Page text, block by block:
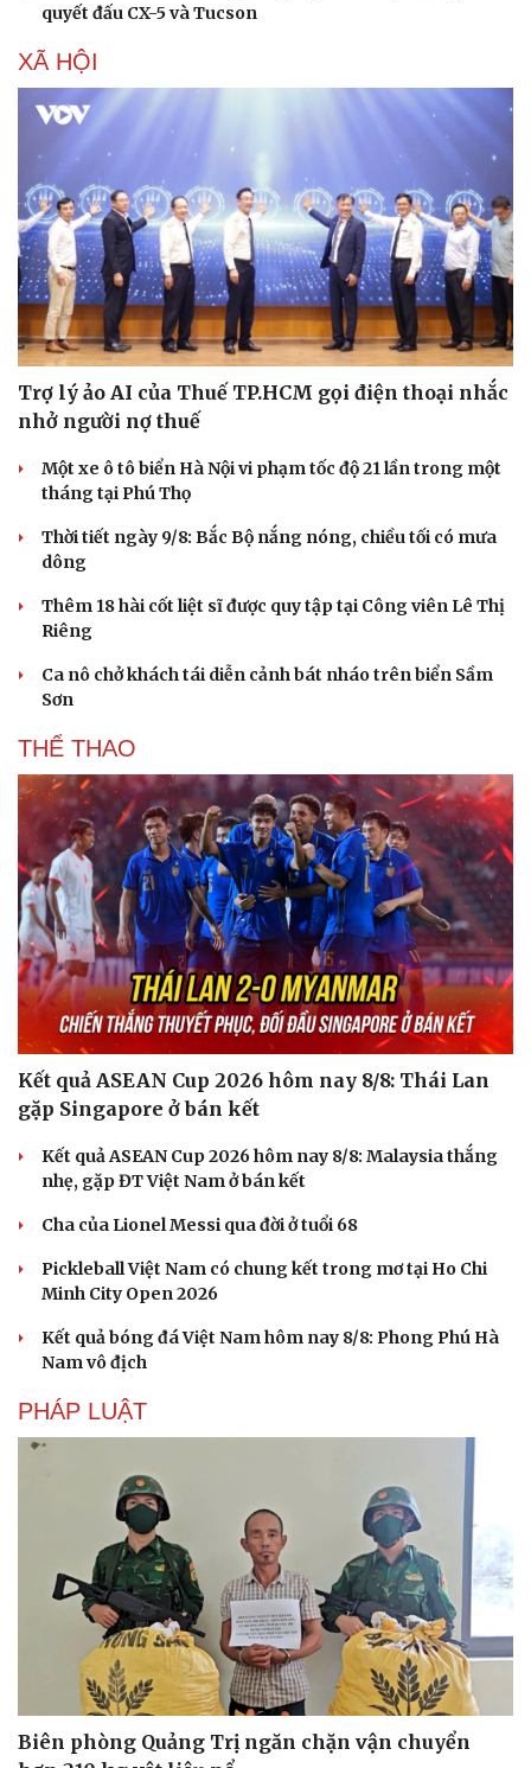
Văn hóa
Sân khấu - Điện ảnh
Văn học
Âm nhạc
Di sản
Giải trí
Nghệ sĩ
Thời trang
Sao Việt
quyết đấu CX-5 và Tucson
XÃ HỘI
Trợ lý ảo AI của Thuế TP.HCM gọi điện thoại nhắc
nhở người nợ thuế
Một xe ô tô biển Hà Nội vi phạm tốc độ 21 lần trong một
tháng tại Phú Thọ
Thời tiết ngày 9/8: Bắc Bộ nắng nóng, chiều tối có mưa
dông
Thêm 18 hài cốt liệt sĩ được quy tập tại Công viên Lê Thị
Riêng
Ca nô chở khách tái diễn cảnh bát nháo trên biển Sầm
Sơn
THỂ THAO
Kết quả ASEAN Cup 2026 hôm nay 8/8: Thái Lan
gặp Singapore ở bán kết
Kết quả ASEAN Cup 2026 hôm nay 8/8: Malaysia thắng
nhẹ, gặp ĐT Việt Nam ở bán kết
Cha của Lionel Messi qua đời ở tuổi 68
Pickleball Việt Nam có chung kết trong mơ tại Ho Chi
Minh City Open 2026
Kết quả bóng đá Việt Nam hôm nay 8/8: Phong Phú Hà
Nam vô địch
PHÁP LUẬT
Biên phòng Quảng Trị ngăn chặn vận chuyển